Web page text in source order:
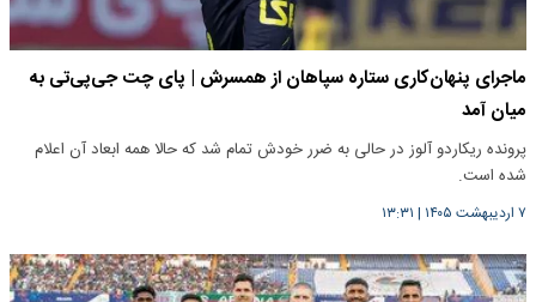
ماجرای پنهان‌کاری ستاره سپاهان از همسرش | پای چت جی‌پی‌تی به
میان آمد
پرونده ریکاردو آلوز در حالی به ضرر خودش تمام شد که حالا همه ابعاد آن اعلام
شده است.
۷ اردیبهشت ۱۴۰۵ | ۱۳:۳۱